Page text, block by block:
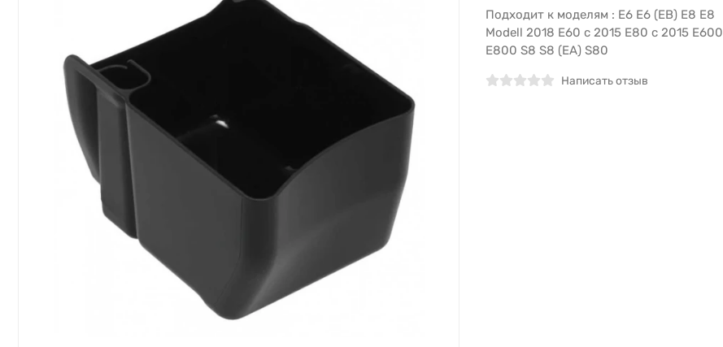
Подходит к моделям : E6 E6 (EB) E8 E8
Modell 2018 E60 c 2015 E80 c 2015 E600
E800 S8 S8 (EA) S80
Написать отзыв